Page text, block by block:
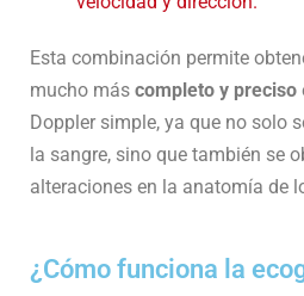
Esta combinación permite
mucho más completo y preciso
Doppler simple, ya que no solo
la sangre, sino que también se
alteraciones en la anatomía de
¿Cómo funciona la